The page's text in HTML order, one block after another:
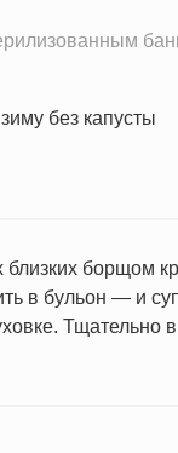
близких борщом
в бульон — и
Тщательно